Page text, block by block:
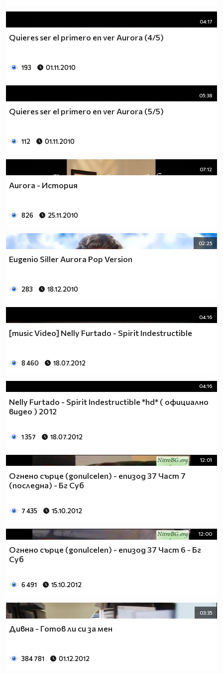
04:17
Quieres ser el primero en ver Aurora (4/5)
193 01.11.2010
05:38
Quieres ser el primero en ver Aurora (5/5)
112 01.11.2010
07:12
Aurora - История
826 25.11.2010
02:25
Eugenio Siller Aurora Pop Version
283 18.12.2010
04:16
[music Video] Nelly Furtado - Spirit Indestructible
8 460 18.07.2012
04:16
Nelly Furtado - Spirit Indestructible *hd* ( официално
видео ) 2012
1 357 18.07.2012
12:01
Огнено сърце (gonulcelen) - епизод 37 Част 7
(последна) - Бг Суб
7 435 15.10.2012
12:00
Огнено сърце (gonulcelen) - епизод 37 Част 6 - Бг
Суб
6 491 15.10.2012
03:35
Дивна - Готов ли си за мен
384 781 01.12.2012